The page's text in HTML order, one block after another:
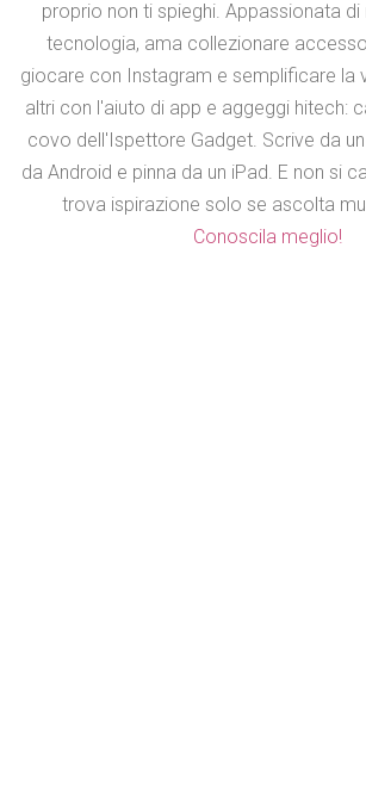
proprio non ti spieghi. Appassionata
tecnologia, ama collezionare
giocare con Instagram e semplificare la
altri con l'aiuto di app e aggeggi hitech:
covo dell'Ispettore Gadget. Scrive da
da Android e pinna da un iPad. E non si
trova ispirazione solo se ascolta
Conoscila meglio!